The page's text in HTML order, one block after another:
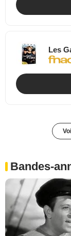
Les
Bandes-